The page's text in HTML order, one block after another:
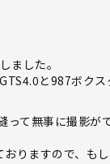
ました。
と987ボクス
て無事に撮影が
りますので、も